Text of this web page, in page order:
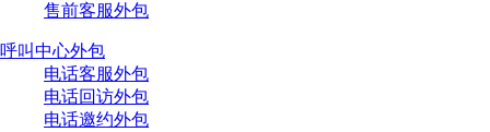
售前客服外包
呼叫中心外包
电话客服外包
电话回访外包
电话邀约外包